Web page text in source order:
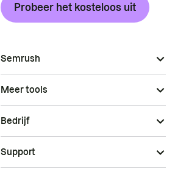
Probeer het kosteloos uit
Semrush
Meer tools
Bedrijf
Support